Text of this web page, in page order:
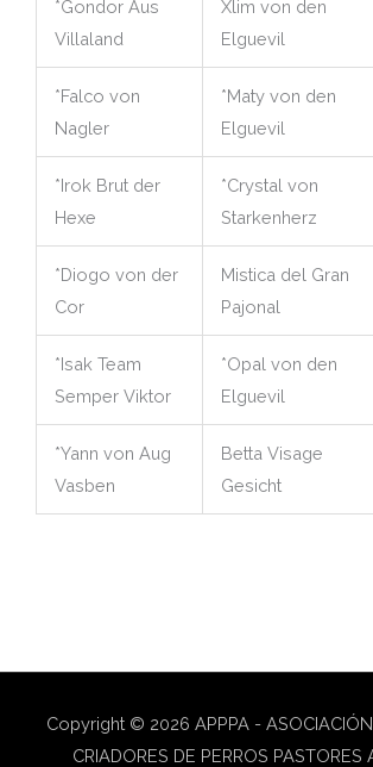
*Gondor Aus
Villaland
Xlim von den
Elguevil
*Falco von
Nagler
*Maty von den
Elguevil
*Irok Brut der
Hexe
*Crystal von
Starkenherz
*Diogo von der
Cor
Mistica del Gran
Pajonal
*Isak Team
Semper Viktor
*Opal von den
Elguevil
*Yann von Aug
Vasben
Betta Visage
Gesicht
Copyright © 2026 APPPA -
CRIADORES DE PERROS PASTORES